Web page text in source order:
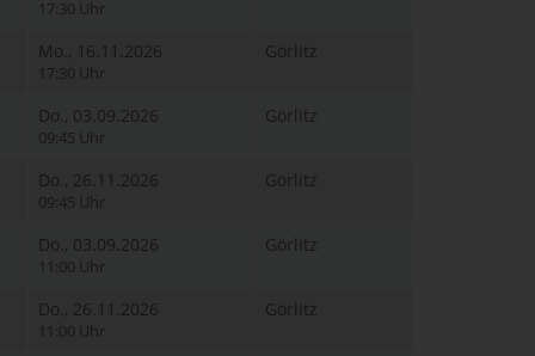
17:30 Uhr
Mo., 16.11.2026
17:30 Uhr
Görlitz
Do., 03.09.2026
09:45 Uhr
Görlitz
Do., 26.11.2026
09:45 Uhr
Görlitz
Do., 03.09.2026
11:00 Uhr
Görlitz
Do., 26.11.2026
11:00 Uhr
Görlitz